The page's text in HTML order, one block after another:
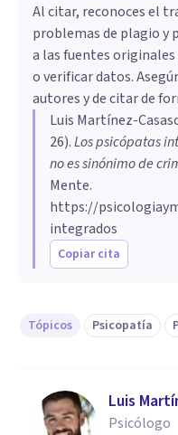
Al citar, reconoces el
problemas de plagio y
a las fuentes
o verificar datos.
autores y de citar de
Luis Martínez-
26).Los psicópatas
no es sinónimo de
Mente.
https://
integrados
Copiar cita
Tópicos Psicopatía
Luis
Psicólogo